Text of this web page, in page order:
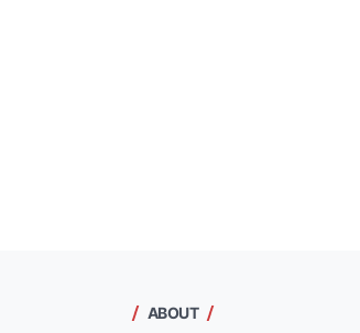
ABOUT